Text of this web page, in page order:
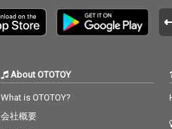
About OTOTOY
What is OTOTOY?
会社概要